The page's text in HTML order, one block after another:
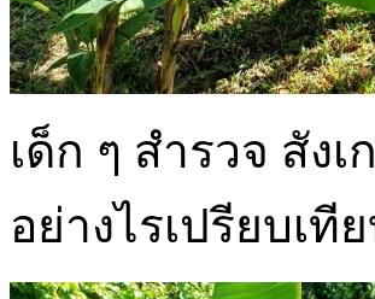
เด็ก ๆ สำรวจ สั
อย่างไรเปรียบเ